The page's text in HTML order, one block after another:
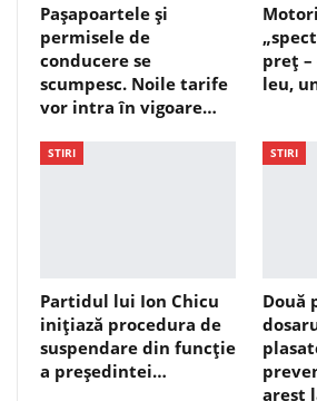
Pașapoartele și
permisele de
conducere se
scumpesc. Noile tarife
vor intra în vigoare…
preț –
leu,
STIRI
Partidul lui Ion Chicu
inițiază procedura de
suspendare din funcție
a președintei…
STIRI
Două
arest